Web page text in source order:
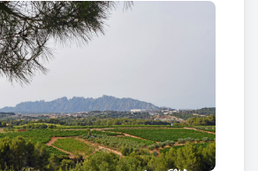
Llorençneix amb una vocació
trobada entre persones i
obert, accessible i respectuós
alentir-se. El vent, la llum i el
ElMirador de Sant Llorençno
vista excepcional; ofereix una